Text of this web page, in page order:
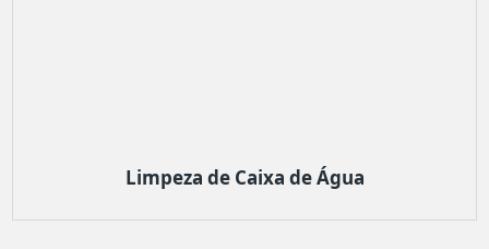
Limpeza de Caixa de Água